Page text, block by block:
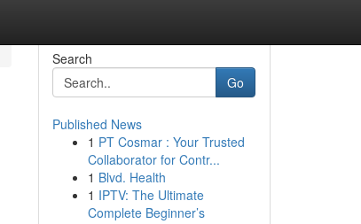
Search
Go
Published News
1 PT Cosmar : Your Trusted
Collaborator for Contr...
1 Blvd. Health
1 IPTV: The Ultimate
Complete Beginner’s